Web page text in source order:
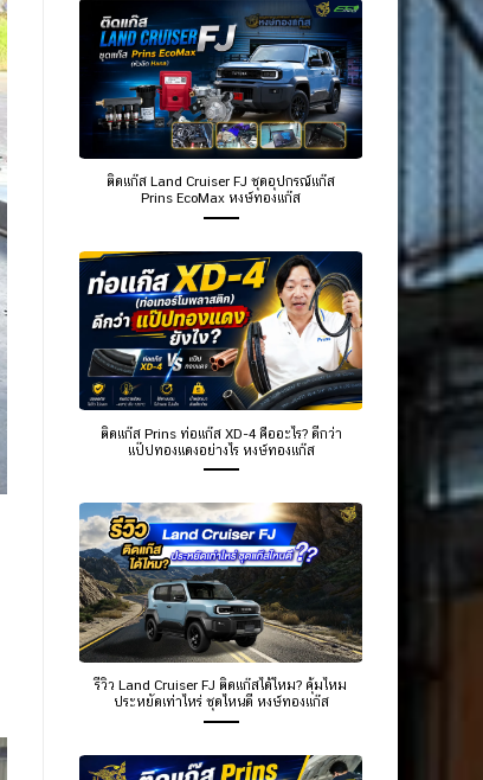
ติดแก๊ส Land Cruiser FJ ชุดอุปกรณ์แก๊ส
Prins EcoMax หงษ์ทองแก๊ส
ติดแก๊ส Prins ท่อแก๊ส XD-4 คืออะไร? ดีกว่า
แป๊ปทองแดงอย่างไร หงษ์ทองแก๊ส
รีวิว Land Cruiser FJ ติดแก๊สได้ไหม? คุ้มไหม
ประหยัดเท่าไหร่ ชุดไหนดี หงษ์ทองแก๊ส